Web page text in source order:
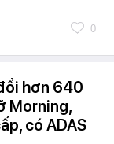
0
hơn 640
Morning,
có ADAS